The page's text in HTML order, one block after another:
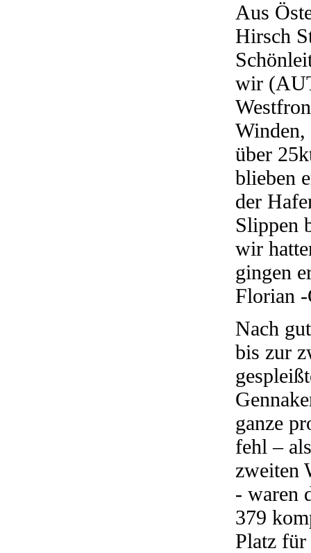
Aus
Hirsch
wir
Winden,
über
blieben
der
Slippen
wir
gingen
Florian
Nach
bis zur
ganze
fehl –
zweiten
- waren
379
Platz für